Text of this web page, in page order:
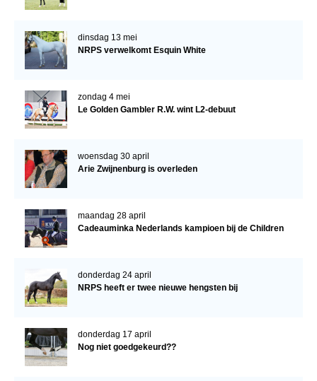
dinsdag 13 mei
NRPS verwelkomt Esquin White
zondag 4 mei
Le Golden Gambler R.W. wint L2-debuut
woensdag 30 april
Arie Zwijnenburg is overleden
maandag 28 april
Cadeauminka Nederlands kampioen bij de Children
donderdag 24 april
NRPS heeft er twee nieuwe hengsten bij
donderdag 17 april
Nog niet goedgekeurd??